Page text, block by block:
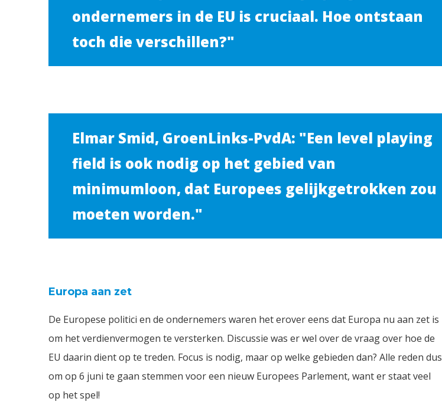
ondernemers in de EU is cruciaal. Hoe ontstaan
toch die verschillen?"
Elmar Smid, GroenLinks-PvdA: "Een level playing
field is ook nodig op het gebied van
minimumloon, dat Europees gelijkgetrokken zou
moeten worden."
Europa aan zet
De Europese politici en de ondernemers waren het erover eens dat Europa nu aan zet is
om het verdienvermogen te versterken. Discussie was er wel over de vraag over hoe de
EU daarin dient op te treden. Focus is nodig, maar op welke gebieden dan? Alle reden dus
om op 6 juni te gaan stemmen voor een nieuw Europees Parlement, want er staat veel
op het spel!